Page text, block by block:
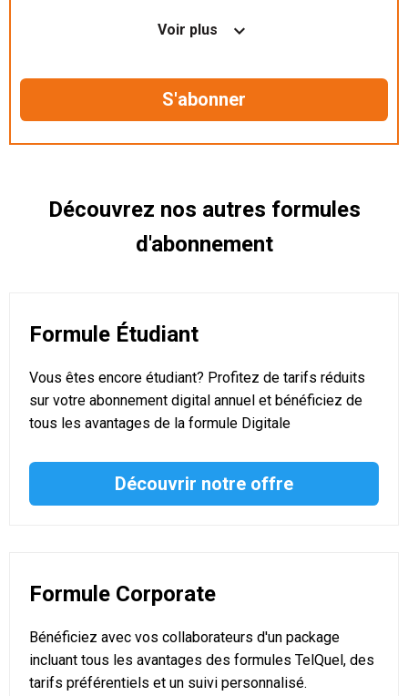
Nos articles en illimité sur ordinateur, tablette et
Le magazine TelQuel en numérique avant la sortie
Des informations confidentielles résérvées aux
Voir plus
Découvrez nos autres formules
d'abonnement
Formule Étudiant
Vous êtes encore étudiant? Profitez de tarifs réduits
sur votre abonnement digital annuel et bénéficiez de
tous les avantages de la formule Digitale
Découvrir notre offre
Formule Corporate
Bénéficiez avec vos collaborateurs d'un package
incluant tous les avantages des formules TelQuel, des
tarifs préférentiels et un suivi personnalisé.